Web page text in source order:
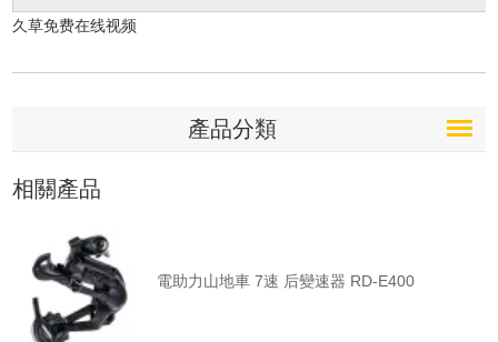
久草免费在线视频
產品分類
相關產品
電助力山地車 7速 后變速器 RD-E400